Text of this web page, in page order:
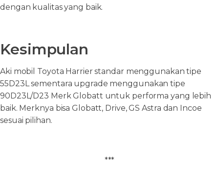
dengan kualitas yang baik.
Kesimpulan
Aki mobil Toyota Harrier standar menggunakan tipe
55D23L sementara upgrade menggunakan tipe
90D23L/D23 Merk Globatt untuk performa yang lebih
baik. Merknya bisa Globatt, Drive, GS Astra dan Incoe
sesuai pilihan.
***